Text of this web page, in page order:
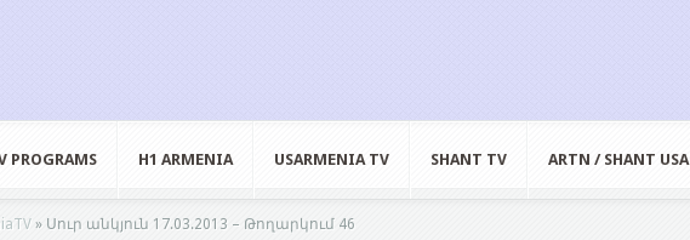
PROGRAMS H1 ARMENIA USARMENIA TV SHANT TV ARTN / SHANT USA
» Սուր անկյուն 17.03.2013 – Թողարկում 46